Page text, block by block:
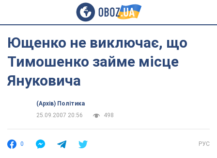
Ющенко не виключає, що
Тимошенко займе місце
Януковича
(Архів) Політика
25.09.2007 20:56
498
0 РУС